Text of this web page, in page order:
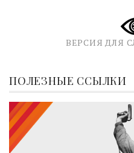
ВЕРСИЯ ДЛЯ
ПОЛЕЗНЫЕ ССЫЛКИ